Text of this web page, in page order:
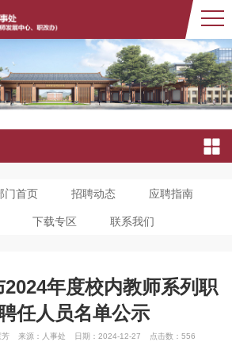
门首页 招聘动态 应聘指南
下载专区 联系我们
年度校内教师系列职
任人员名单公示
芳 来源：人事处 日期：2024-12-27 点击数：556